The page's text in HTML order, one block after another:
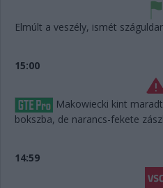
Elmúlt a veszély, ismét
15:00
Makowiecki kint
bokszba, de narancs-fekete
14:59